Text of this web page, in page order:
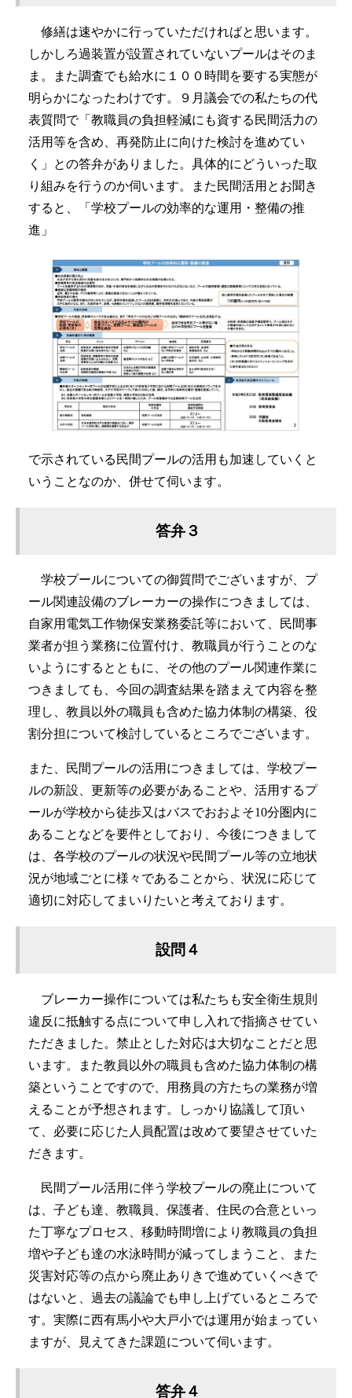
修繕は速やかに行っていただければと思います。
しかしろ過装置が設置されていないプールはそのま
ま。また調査でも給水に１００時間を要する実態が
明らかになったわけです。９月議会での私たちの代
表質問で「教職員の負担軽減にも資する民間活力の
活用等を含め、再発防止に向けた検討を進めてい
く」との答弁がありました。具体的にどういった取
り組みを行うのか伺います。また民間活用とお聞き
すると、「学校プールの効率的な運用・整備の推
進」
で示されている民間プールの活用も加速していくと
いうことなのか、併せて伺います。
答弁３
学校プールについての御質問でございますが、プ
ール関連設備のブレーカーの操作につきましては、
自家用電気工作物保安業務委託等において、民間事
業者が担う業務に位置付け、教職員が行うことのな
いようにするとともに、その他のプール関連作業に
つきましても、今回の調査結果を踏まえて内容を整
理し、教員以外の職員も含めた協力体制の構築、役
割分担について検討しているところでございます。
また、民間プールの活用につきましては、学校プー
ルの新設、更新等の必要があることや、活用するプ
ールが学校から徒歩又はバスでおおよそ10分圏内に
あることなどを要件としており、今後につきまして
は、各学校のプールの状況や民間プール等の立地状
況が地域ごとに様々であることから、状況に応じて
適切に対応してまいりたいと考えております。
設問４
ブレーカー操作については私たちも安全衛生規則
違反に抵触する点について申し入れで指摘させてい
ただきました。禁止とした対応は大切なことだと思
います。また教員以外の職員も含めた協力体制の構
築ということですので、用務員の方たちの業務が増
えることが予想されます。しっかり協議して頂い
て、必要に応じた人員配置は改めて要望させていた
だきます。
民間プール活用に伴う学校プールの廃止について
は、子ども達、教職員、保護者、住民の合意といっ
た丁寧なプロセス、移動時間増により教職員の負担
増や子ども達の水泳時間が減ってしまうこと、また
災害対応等の点から廃止ありきで進めていくべきで
はないと、過去の議論でも申し上げているところで
す。実際に西有馬小や大戸小では運用が始まってい
ますが、見えてきた課題について伺います。
答弁４